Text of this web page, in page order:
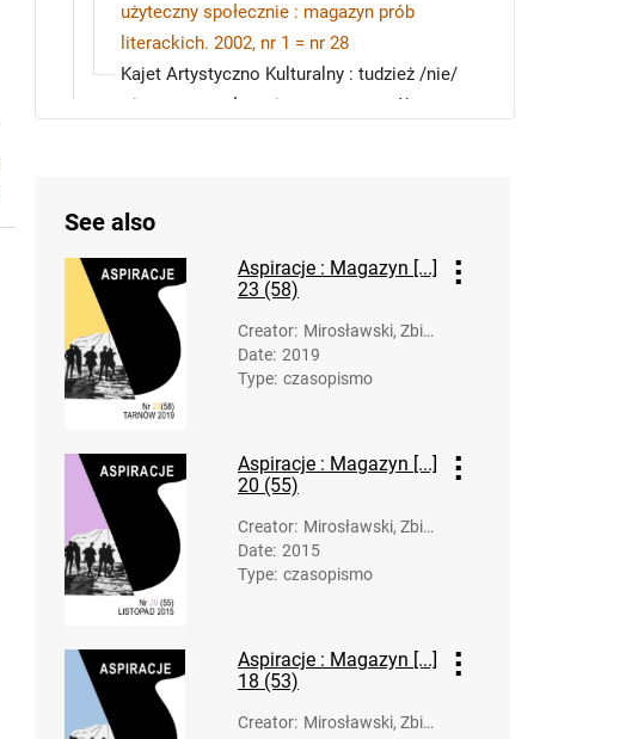
użyteczny społecznie : magazyn prób
literackich. 2002, nr 1 = nr 28
Kajet Artystyczno Kulturalny : tudzież /nie/
użyteczny społecznie : magazyn prób
Kajet Artystyczno Kulturalny : tudzież /nie/
użyteczny społecznie. 2004
See also
Aspiracje : Magazyn [...]
23 (58)
Creator: Mirosławski, Zbig
niew (1958-). Opr
ac.
Date: 2019
Type: czasopismo
Aspiracje : Magazyn [...]
20 (55)
Creator: Mirosławski, Zbig
niew (1958-). Opr
ac.
Date: 2015
Type: czasopismo
Aspiracje : Magazyn [...]
18 (53)
Creator: Mirosławski, Zbig